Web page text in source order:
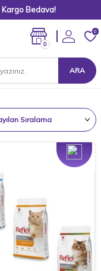
Kargo Bedava!
ARA
0
0
Yeni